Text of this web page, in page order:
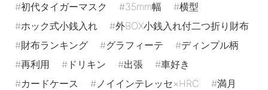
初代タイガーマスク
35mm幅
横型
ホック式小銭入れ
外BOX小銭入れ付二つ折り財布
財布ランキング
グラフィーテ
ディンプル柄
再利用
ドリキン 出張
車好き
カードケース
ノイインテレッセ×HRC
満月